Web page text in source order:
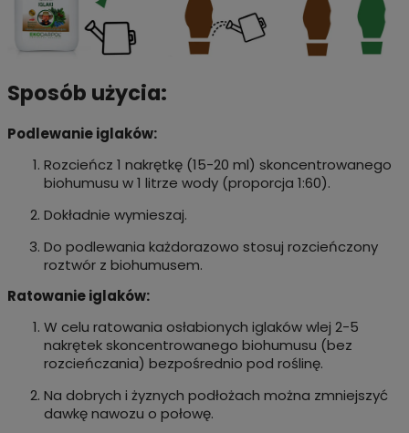
Sposób użycia:
Podlewanie iglaków:
Rozcieńcz 1 nakrętkę (15-20 ml) skoncentrowanego
biohumusu w 1 litrze wody (proporcja 1:60).
Dokładnie wymieszaj.
Do podlewania każdorazowo stosuj rozcieńczony
roztwór z biohumusem.
Ratowanie iglaków:
W celu ratowania osłabionych iglaków wlej 2-5
nakrętek skoncentrowanego biohumusu (bez
rozcieńczania) bezpośrednio pod roślinę.
Na dobrych i żyznych podłożach można zmniejszyć
dawkę nawozu o połowę.